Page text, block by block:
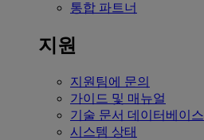
통합 파트너
지원
지원팀에 문의
가이드 및 매뉴얼
기술 문서 데이터베이스
시스템 상태